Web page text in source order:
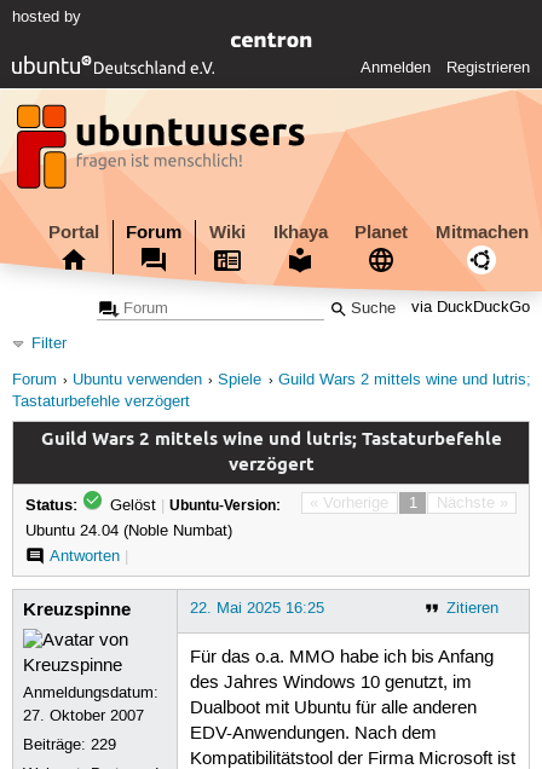
hosted by
Anmelden Registrieren
Portal Forum Wiki Ikhaya Planet Mitmachen
via DuckDuckGo
Filter
Forum
Ubuntu verwenden Spiele
Guild Wars 2 mittels wine und lutris;
Tastaturbefehle verzögert
Guild Wars 2 mittels wine und lutris; Tastaturbefehle
verzögert
« Vorherige 1 Nächste »
Status: Gelöst | Ubuntu-Version:
Ubuntu 24.04 (Noble Numbat)
Antworten|
Kreuzspinne
Anmeldungsdatum:
27. Oktober 2007
Beiträge:229
Zitieren
22. Mai 2025 16:25
Für das o.a. MMO habe ich bis Anfang
des Jahres Windows 10 genutzt, im
Dualboot mit Ubuntu für alle anderen
EDV-Anwendungen. Nach dem
Kompatibilitätstool der Firma Microsoft ist